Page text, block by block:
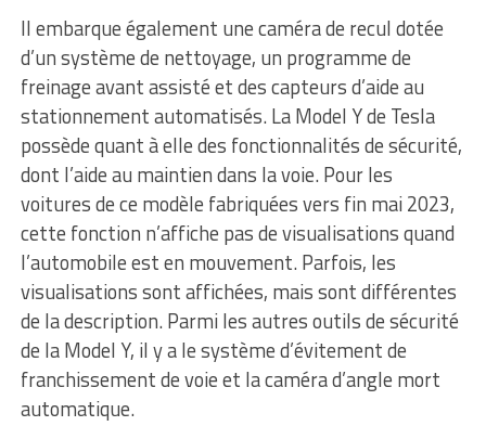
Il embarque également une caméra de recul dotée
d’un système de nettoyage, un programme de
freinage avant assisté et des capteurs d’aide au
stationnement automatisés. La Model Y de Tesla
possède quant à elle des fonctionnalités de sécurité,
dont l’aide au maintien dans la voie. Pour les
voitures de ce modèle fabriquées vers fin mai 2023,
cette fonction n’affiche pas de visualisations quand
l’automobile est en mouvement. Parfois, les
visualisations sont affichées, mais sont différentes
de la description. Parmi les autres outils de sécurité
de la Model Y, il y a le système d’évitement de
franchissement de voie et la caméra d’angle mort
automatique.